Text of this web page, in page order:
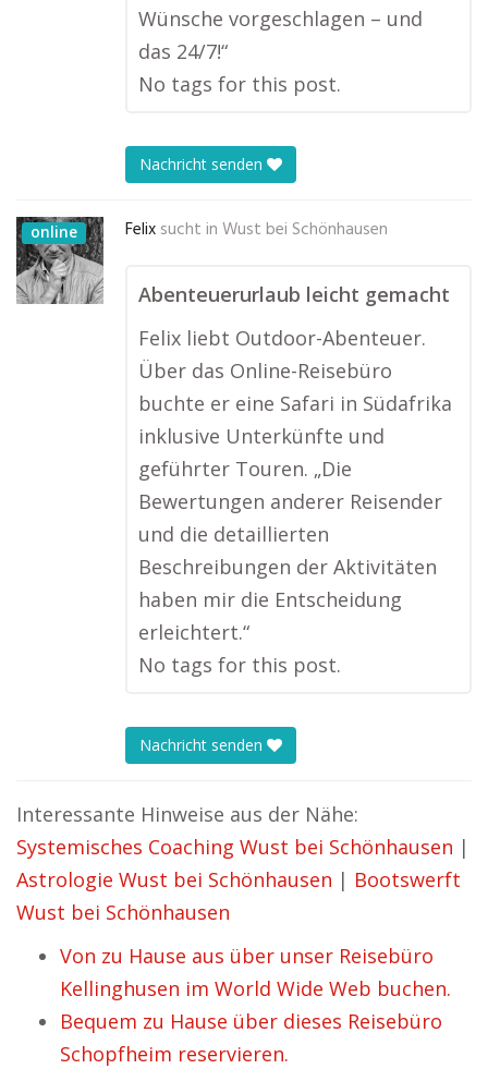
Wünsche vorgeschlagen – und
das 24/7!“
No tags for this post.
Nachricht senden
online Felix sucht in Wust bei Schönhausen
Abenteuerurlaub leicht gemacht
Felix liebt Outdoor-Abenteuer.
Über das Online-Reisebüro
buchte er eine Safari in Südafrika
inklusive Unterkünfte und
geführter Touren. „Die
Bewertungen anderer Reisender
und die detaillierten
Beschreibungen der Aktivitäten
haben mir die Entscheidung
erleichtert.“
No tags for this post.
Nachricht senden
Interessante Hinweise aus der Nähe:
Systemisches Coaching Wust bei Schönhausen |
Astrologie Wust bei Schönhausen | Bootswerft
Wust bei Schönhausen
Von zu Hause aus über unser Reisebüro
Kellinghusen im World Wide Web buchen.
Bequem zu Hause über dieses Reisebüro
Schopfheim reservieren.